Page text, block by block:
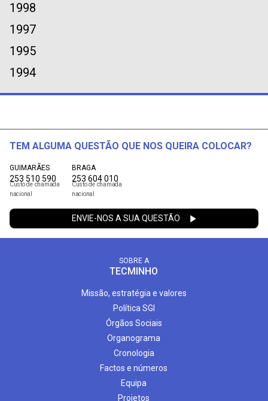
1998
1997
1995
1994
TEM ALGUMA QUESTÃO QUE NOS QUEIRA COLOCAR?
GUIMARÃES
253 510 590
Custo de chamada
nacional
BRAGA
253 604 010
Custo de chamada
nacional
ENVIE-NOS A SUA QUESTÃO
SOBRE A
TECMINHO
Missão, estratégia e valores
Política SGI
Órgãos Sociais
Organograma
Cronologia
Factos e números
Equipa
Projetos